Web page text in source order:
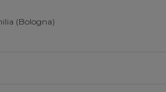
(Bologna)